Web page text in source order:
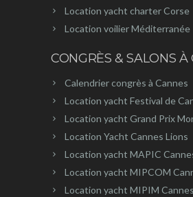
Location yacht charter Corse
Location voilier Méditerranée
CONGRÈS & SALONS À
Calendrier congrès à Cannes
Location yacht Festival de
Location yacht Grand Prix
Location Yacht Cannes Lions
Location yacht MAPIC
Location yacht MIPCOM
Location yacht MIPIM Cannes